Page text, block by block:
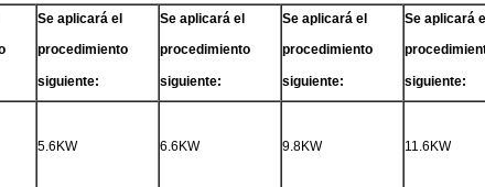
Se aplicará el
procedimiento
siguiente:
Se aplicará el
procedimiento
siguiente:
Se aplicará el
procedimiento
siguiente:
Se aplicará
siguiente:
5.6KW 6.6KW 9.8KW 11.6KW